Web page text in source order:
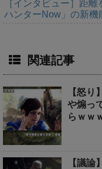
［インタビュー］距
ハンターNow」の新機
関連記事
【怒り
や煽っ
らｗｗ
【議論